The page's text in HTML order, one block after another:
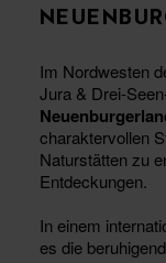
Im Nordwesten
Jura & Drei-
charaktervollen
Naturstätten zu
Entdeckungen.
In einem
es die